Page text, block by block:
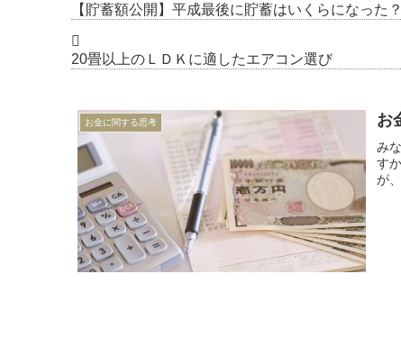
【貯蓄額公開】平成最後に貯蓄はいくらになった
20畳以上のＬＤＫに適したエアコン選び
お金に関する思考 お
み
す
が